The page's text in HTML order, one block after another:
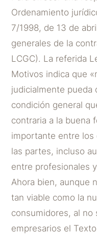
Ordenamiento
7/1998, de 13 de
generales de la
LCGC). La referida
Motivos indica que
judicialmente pueda
condición general
contraria a la buena
importante entre los
las partes, incluso
entre profesionales
Ahora bien, aunque
tan viable como la
consumidores, al no
empresarios el